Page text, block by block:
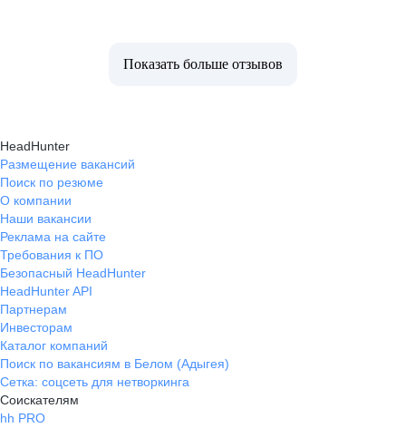
Показать больше отзывов
HeadHunter
Размещение вакансий
Поиск по резюме
О компании
Наши вакансии
Реклама на сайте
Требования к ПО
Безопасный HeadHunter
HeadHunter API
Партнерам
Инвесторам
Каталог компаний
Поиск по вакансиям в Белом (Адыгея)
Сетка: соцсеть для нетворкинга
Соискателям
hh PRO